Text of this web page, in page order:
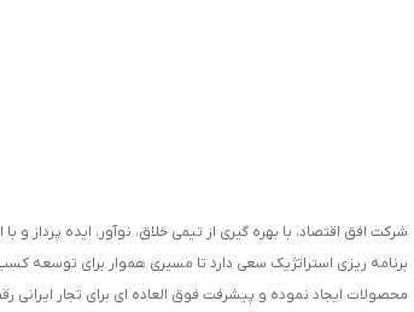
شرکت افق اقتصاد، با بهره گیری از تیمی خلاق، نوآور، ایده پرداز و با
برنامه ریزی استراتژیک سعی دارد تا مسیری هموار برای توسعه کسب
محصولات ایجاد نموده و پیشرفت فوق العاده ای برای تجار ایرانی